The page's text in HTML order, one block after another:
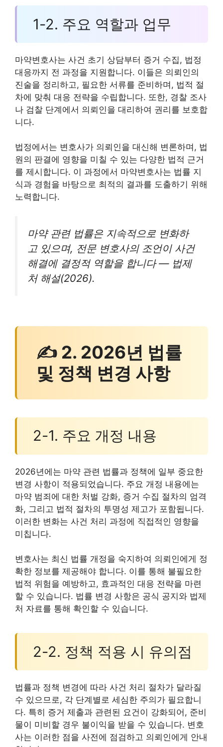
1-2. 주요 역할과 업무
마약변호사는 사건 초기 상담부터 증거 수집, 법정
대응까지 전 과정을 지원합니다. 이들은 의뢰인의
진술을 정리하고, 필요한 서류를 준비하며, 법적 절
차에 맞춰 대응 전략을 수립합니다. 또한, 경찰 조사
나 검찰 단계에서 의뢰인을 대리하여 권리를 보호합
니다.
법정에서는 변호사가 의뢰인을 대신해 변론하며, 법
원의 판결에 영향을 미칠 수 있는 다양한 법적 근거
를 제시합니다. 이 과정에서 마약변호사는 법률 지
식과 경험을 바탕으로 최적의 결과를 도출하기 위해
노력합니다.
마약 관련 법률은 지속적으로 변화하
고 있으며, 전문 변호사의 조언이 사건
해결에 결정적 역할을 합니다 — 법제
처 해설(2026).
✍ 2. 2026년 법률
및 정책 변경 사항
2-1. 주요 개정 내용
2026년에는 마약 관련 법률과 정책에 일부 중요한
변경 사항이 적용되었습니다. 주요 개정 내용에는
마약 범죄에 대한 처벌 강화, 증거 수집 절차의 엄격
화, 그리고 법적 절차의 투명성 제고가 포함됩니다.
이러한 변화는 사건 처리 과정에 직접적인 영향을
미칩니다.
변호사는 최신 법률 개정을 숙지하여 의뢰인에게 정
확한 정보를 제공해야 합니다. 이를 통해 불필요한
법적 위험을 예방하고, 효과적인 대응 전략을 마련
할 수 있습니다. 법률 변경 사항은 공식 공지와 법제
처 자료를 통해 확인할 수 있습니다.
2-2. 정책 적용 시 유의점
법률과 정책 변경에 따라 사건 처리 절차가 달라질
수 있으므로, 각 단계별로 세심한 주의가 필요합니
다. 특히 증거 제출과 관련된 요건이 강화되어, 준비
물이 미비할 경우 불이익을 받을 수 있습니다. 변호
사는 이러한 점을 사전에 점검하고 의뢰인에게 안내